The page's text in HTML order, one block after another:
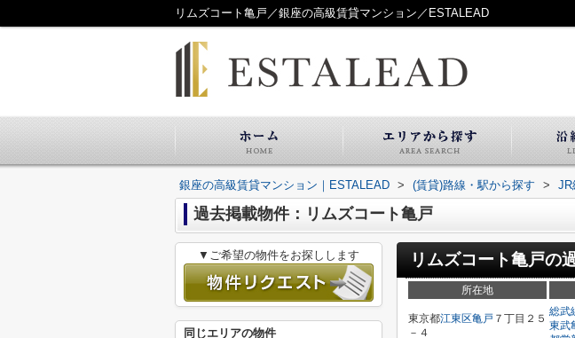
リムズコート亀戸／銀座の高級賃貸マンション／ESTALEAD
銀座の高級賃貸マンション｜ESTALEAD > (賃貸)路線・駅から探す > JR
過去掲載物件：リムズコート亀戸
リムズコート亀戸の
所在地
東京都江東区亀戸 ７丁目２５
－４
総武
東武
▼ご希望の物件をお探しします
同じエリアの物件